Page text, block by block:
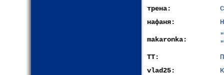
трена:
нафаня:
makaronka:
ТТ:
vlad25: